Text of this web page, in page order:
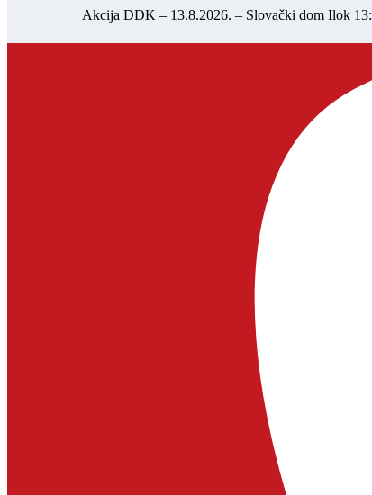
Akcija DDK – 13.8.2026. – Slovački dom Ilok